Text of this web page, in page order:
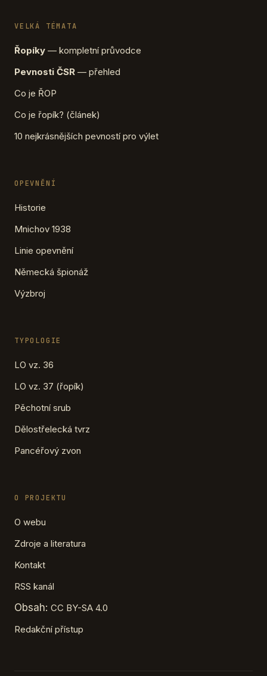
VELKÁ TÉMATA
Řopíky — kompletní průvodce
Pevnosti ČSR — přehled
Co je ŘOP
Co je řopík? (článek)
10 nejkrásnějších pevností pro výlet
OPEVNĚNÍ
Historie
Mnichov 1938
Linie opevnění
Německá špionáž
Výzbroj
TYPOLOGIE
LO vz. 36
LO vz. 37 (řopík)
Pěchotní srub
Dělostřelecká tvrz
Pancéřový zvon
O PROJEKTU
O webu
Zdroje a literatura
Kontakt
RSS kanál
Obsah: CC BY-SA 4.0
Redakční přístup